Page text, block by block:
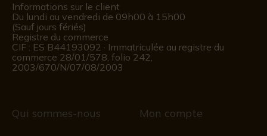
Informations sur le client
Du lundi au vendredi de 09h00 à 15h00
(Sauf jours fériés)
Registre du commerce
CIF : ES B44193092 · Immatriculée au registre du
commerce 28/01/578, folio 242,
2003/670/N/07/08/2003
Qui sommes-nous Mon compte